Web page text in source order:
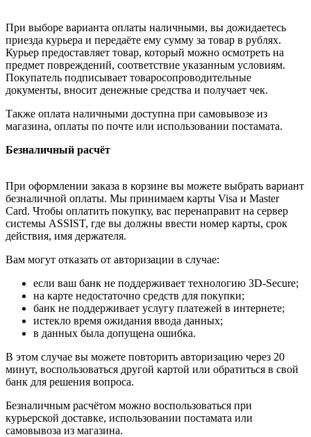
При выборе варианта оплаты наличными, вы дожидаетесь
приезда курьера и передаёте ему сумму за товар в рублях.
Курьер предоставляет товар, который можно осмотреть на
предмет повреждений, соответствие указанным условиям.
Покупатель подписывает товаросопроводительные
документы, вносит денежные средства и получает чек.
Также оплата наличными доступна при самовывозе из
магазина, оплаты по почте или использовании постамата.
Безналичный расчёт
При оформлении заказа в корзине вы можете выбрать вариант
безналичной оплаты. Мы принимаем карты Visa и Master
Card. Чтобы оплатить покупку, вас перенаправит на сервер
системы ASSIST, где вы должны ввести номер карты, срок
действия, имя держателя.
Вам могут отказать от авторизации в случае:
если ваш банк не поддерживает технологию 3D-Secure;
на карте недостаточно средств для покупки;
банк не поддерживает услугу платежей в интернете;
истекло время ожидания ввода данных;
в данных была допущена ошибка.
В этом случае вы можете повторить авторизацию через 20
минут, воспользоваться другой картой или обратиться в свой
банк для решения вопроса.
Безналичным расчётом можно воспользоваться при
курьерской доставке, использовании постамата или
самовывоза из магазина.